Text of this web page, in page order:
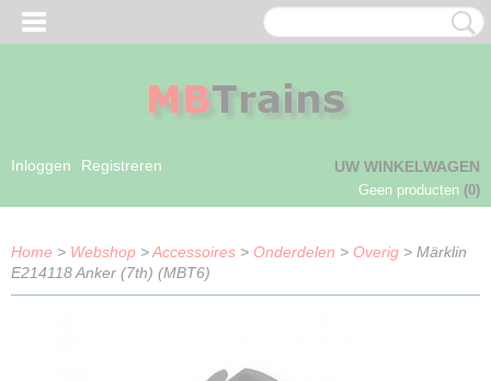
Inloggen Registreren UW WINKELWAGEN
Geen producten (0)
Home > Webshop >Accessoires > Onderdelen > Overig > Märklin
E214118 Anker (7th) (MBT6)